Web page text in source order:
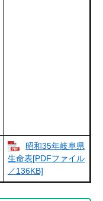
昭和35年岐阜県
生命表[PDFファイル
／136KB]